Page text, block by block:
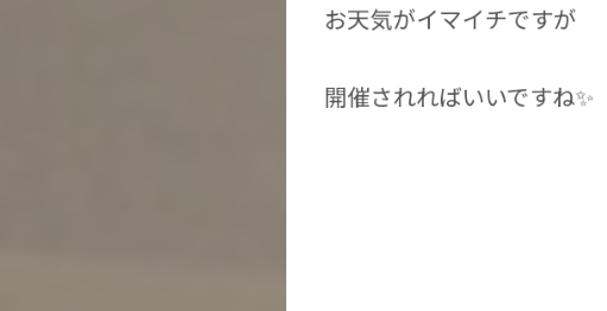
お天気がイマイチですが
開催されればいいですね✨